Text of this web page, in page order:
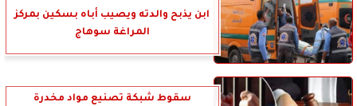
ابن يذبح والدته ويصيب أباه بسكين بمركز
المراغة سوهاج
سقوط شبكة تصنيع مواد مخدرة